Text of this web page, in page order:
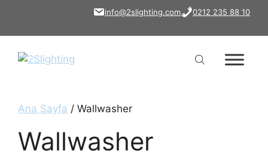
info@2slighting.com 0212 235 88 10
Ana Sayfa / Wallwasher
Wallwasher